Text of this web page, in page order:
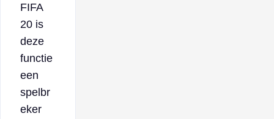
FIFA
20 is
deze
functie
een
spelbr
eker